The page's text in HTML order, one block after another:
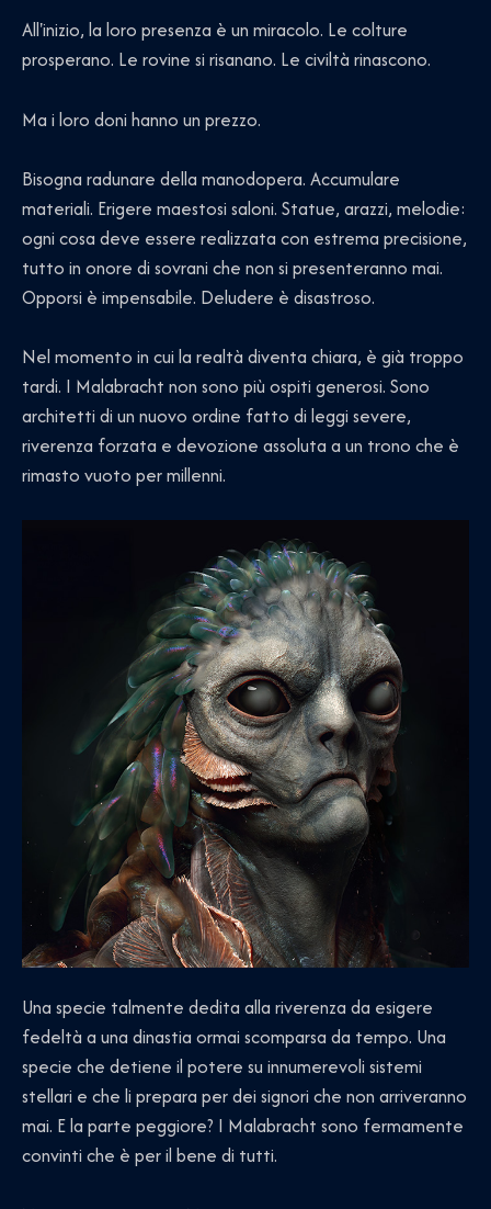
All'inizio, la loro presenza è un miracolo. Le colture
prosperano. Le rovine si risanano. Le civiltà rinascono.
Ma i loro doni hanno un prezzo.
Bisogna radunare della manodopera. Accumulare
materiali. Erigere maestosi saloni. Statue, arazzi, melodie:
ogni cosa deve essere realizzata con estrema precisione,
tutto in onore di sovrani che non si presenteranno mai.
Opporsi è impensabile. Deludere è disastroso.
Nel momento in cui la realtà diventa chiara, è già troppo
tardi. I Malabracht non sono più ospiti generosi. Sono
architetti di un nuovo ordine fatto di leggi severe,
riverenza forzata e devozione assoluta a un trono che è
rimasto vuoto per millenni.
Una specie talmente dedita alla riverenza da esigere
fedeltà a una dinastia ormai scomparsa da tempo. Una
specie che detiene il potere su innumerevoli sistemi
stellari e che li prepara per dei signori che non arriveranno
mai. E la parte peggiore? I Malabracht sono fermamente
convinti che è per il bene di tutti.